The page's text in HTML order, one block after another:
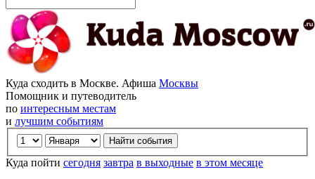
Куда сходить в Москве. Афиша Москвы
Помощник и путеводитель
по интересным местам
и лучшим событиям
Куда пойти сегодня завтра в выходные в этом месяце